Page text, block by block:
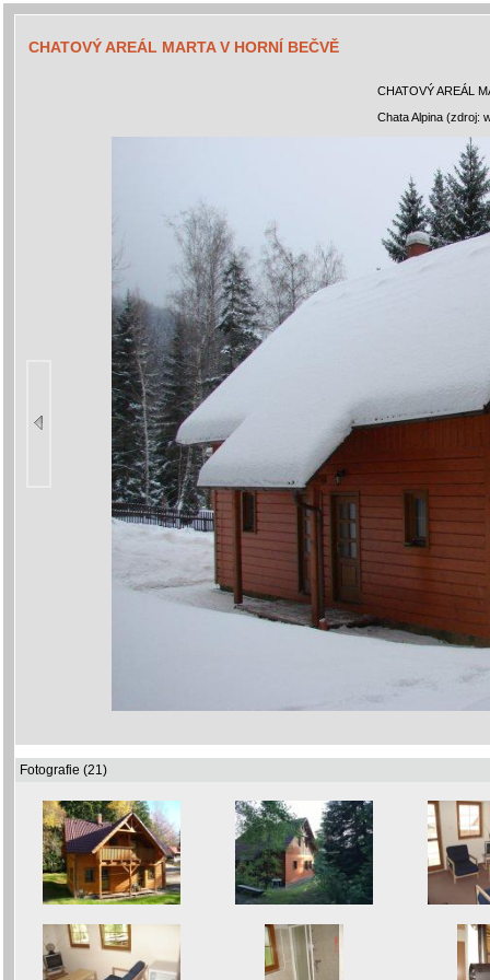
CHATOVÝ AREÁL MARTA V HORNÍ BEČVĚ
CHATOVÝ AREÁL
Chata Alpina (zdroj:
Fotografie (21)